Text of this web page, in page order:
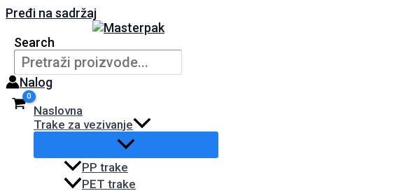
Pređi na sadržaj
Search
Nalog
Naslovna
Trake za vezivanje
PP trake
PET trake